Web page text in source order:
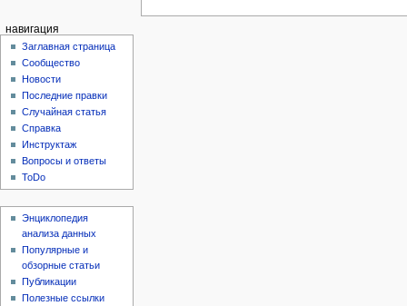
навигация
Заглавная страница
Сообщество
Новости
Последние правки
Случайная статья
Справка
Инструктаж
Вопросы и ответы
ToDo
Энциклопедия
анализа данных
Популярные и
обзорные статьи
Публикации
Полезные ссылки